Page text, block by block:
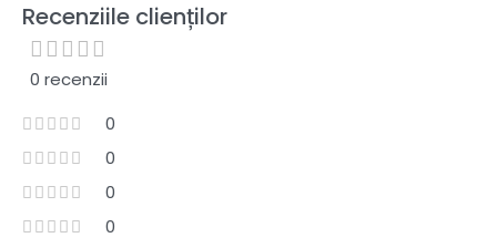
Recenziile clienților
0 recenzii
0
0
0
0